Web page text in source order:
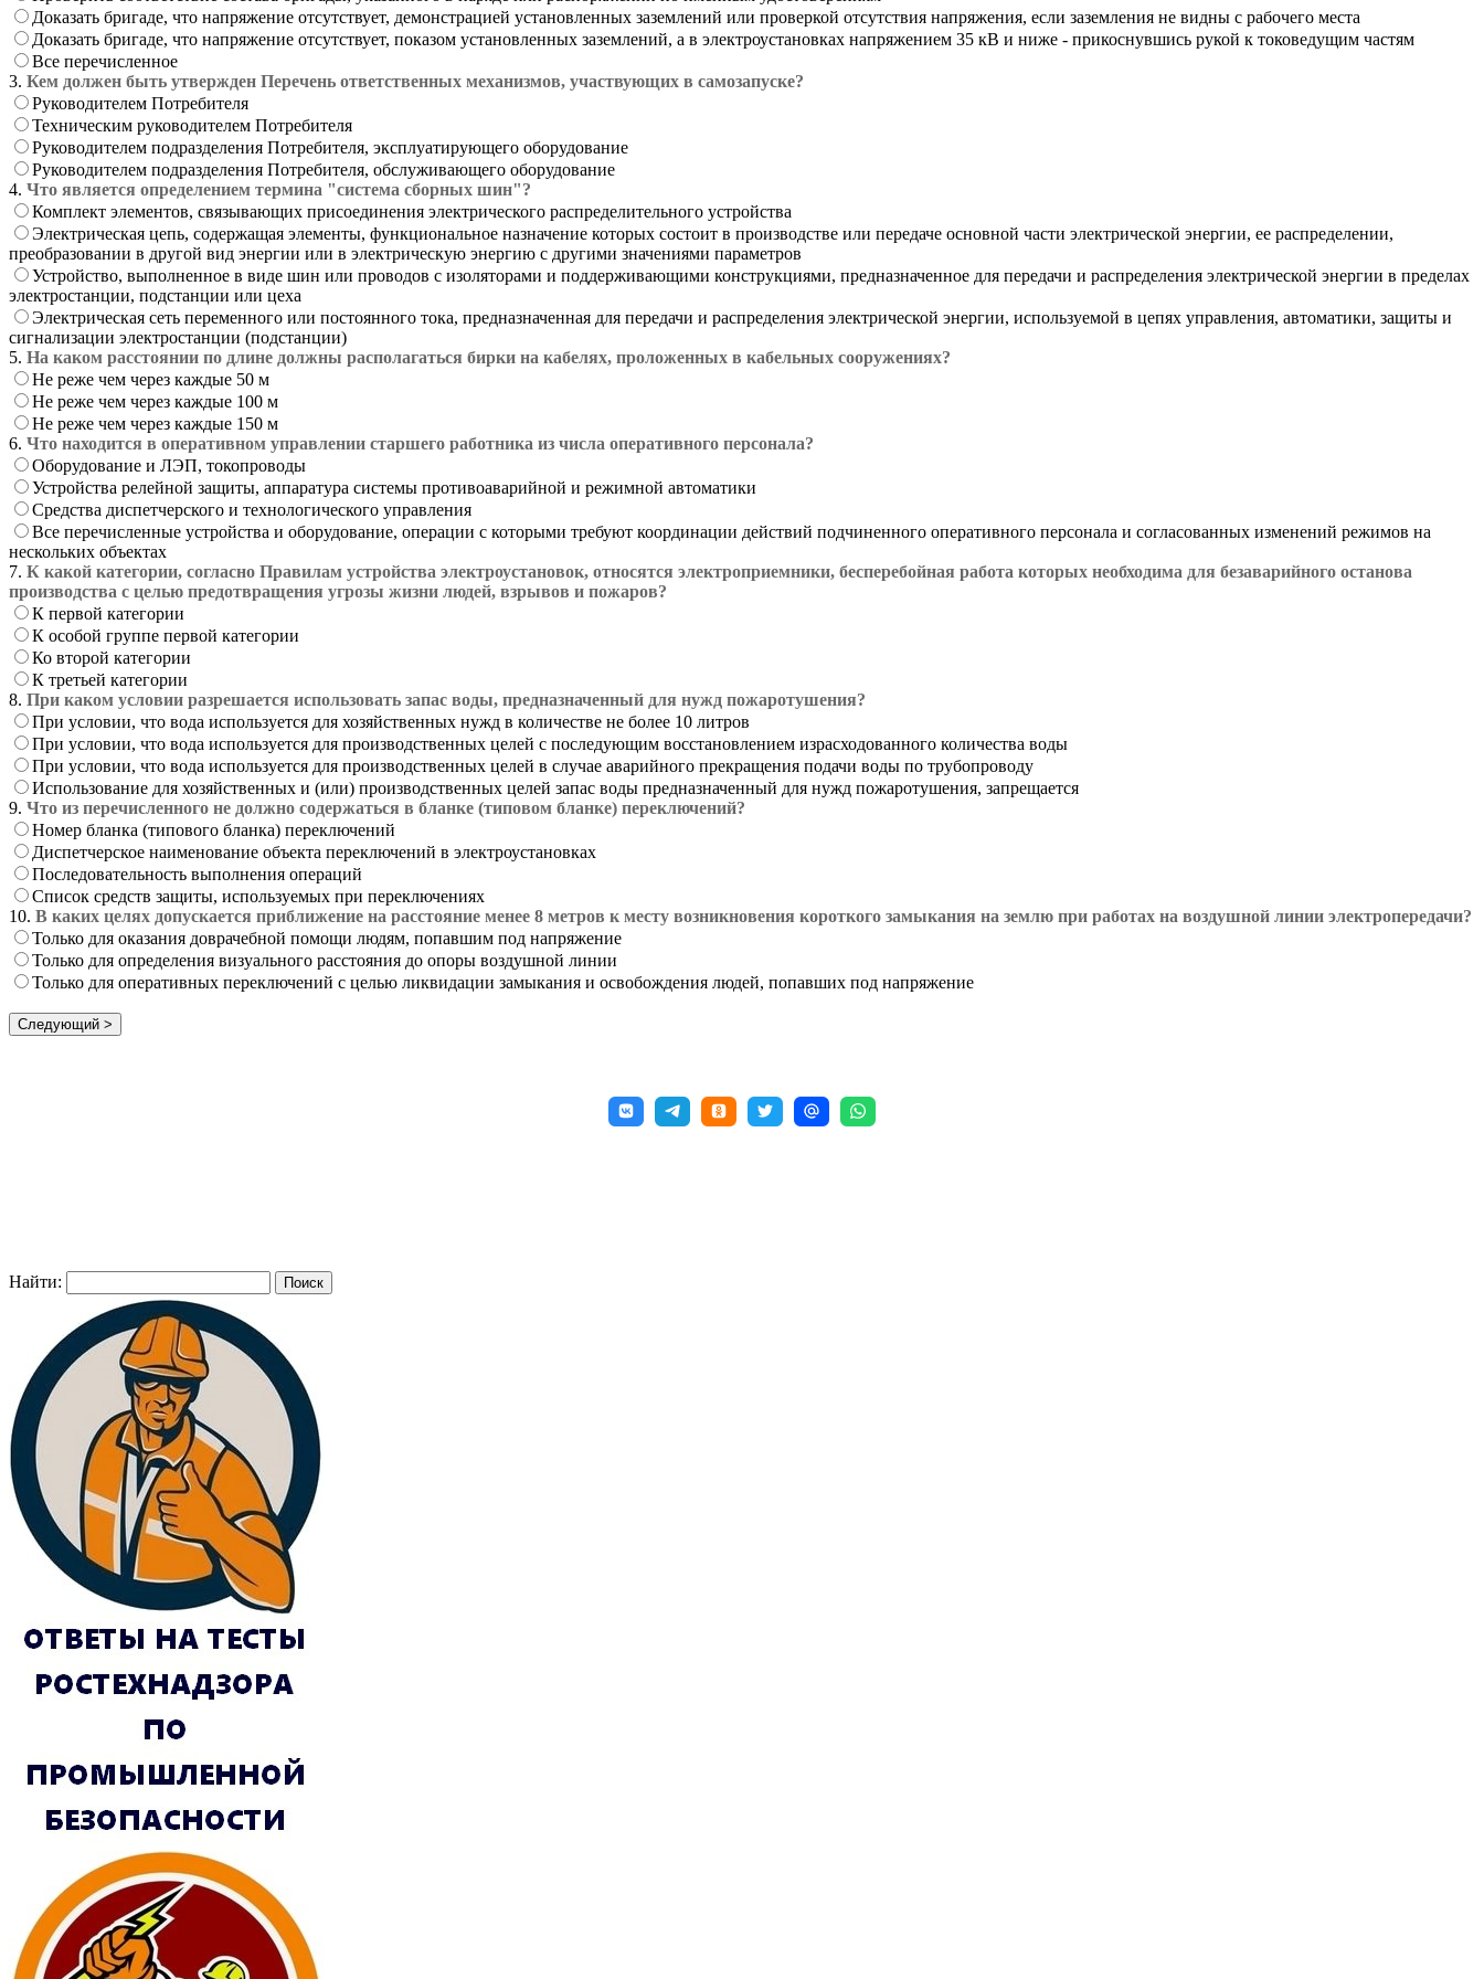
Доказать бригаде, что напряжение отсутствует, демонстрацией установленных заземлений или проверкой отсутствия напряжения, если заземления не видны с рабочего места
Доказать бригаде, что напряжение отсутствует, показом установленных заземлений, а в электроустановках напряжением 35 кВ и ниже - прикоснувшись рукой к токоведущим частям
Все перечисленное
3. Кем должен быть утвержден Перечень ответственных механизмов, участвующих в самозапуске?
Руководителем Потребителя
Техническим руководителем Потребителя
Руководителем подразделения Потребителя, эксплуатирующего оборудование
Руководителем подразделения Потребителя, обслуживающего оборудование
4. Что является определением термина "система сборных шин"?
Комплект элементов, связывающих присоединения электрического распределительного устройства
Электрическая цепь, содержащая элементы, функциональное назначение которых состоит в производстве или передаче основной части электрической энергии, ее распределении,
преобразовании в другой вид энергии или в электрическую энергию с другими значениями параметров
Устройство, выполненное в виде шин или проводов с изоляторами и поддерживающими конструкциями, предназначенное для передачи и распределения электрической энергии в пределах
электростанции, подстанции или цеха
Электрическая сеть переменного или постоянного тока, предназначенная для передачи и распределения электрической энергии, используемой в цепях управления, автоматики, защиты и
сигнализации электростанции (подстанции)
5. На каком расстоянии по длине должны располагаться бирки на кабелях, проложенных в кабельных сооружениях?
Не реже чем через каждые 50 м
Не реже чем через каждые 100 м
Не реже чем через каждые 150 м
6. Что находится в оперативном управлении старшего работника из числа оперативного персонала?
Оборудование и ЛЭП, токопроводы
Устройства релейной защиты, аппаратура системы противоаварийной и режимной автоматики
Средства диспетчерского и технологического управления
Все перечисленные устройства и оборудование, операции с которыми требуют координации действий подчиненного оперативного персонала и согласованных изменений режимов на
нескольких объектах
7. К какой категории, согласно Правилам устройства электроустановок, относятся электроприемники, бесперебойная работа которых необходима для безаварийного останова
производства с целью предотвращения угрозы жизни людей, взрывов и пожаров?
К первой категории
К особой группе первой категории
Ко второй категории
К третьей категории
8. При каком условии разрешается использовать запас воды, предназначенный для нужд пожаротушения?
При условии, что вода используется для хозяйственных нужд в количестве не более 10 литров
При условии, что вода используется для производственных целей с последующим восстановлением израсходованного количества воды
При условии, что вода используется для производственных целей в случае аварийного прекращения подачи воды по трубопроводу
Использование для хозяйственных и (или) производственных целей запас воды предназначенный для нужд пожаротушения, запрещается
9. Что из перечисленного не должно содержаться в бланке (типовом бланке) переключений?
Номер бланка (типового бланка) переключений
Диспетчерское наименование объекта переключений в электроустановках
Последовательность выполнения операций
Список средств защиты, используемых при переключениях
10. В каких целях допускается приближение на расстояние менее 8 метров к месту возникновения короткого замыкания на землю при работах на воздушной линии электропередачи?
Только для оказания доврачебной помощи людям, попавшим под напряжение
Только для определения визуального расстояния до опоры воздушной линии
Только для оперативных переключений с целью ликвидации замыкания и освобождения людей, попавших под напряжение
Найти: